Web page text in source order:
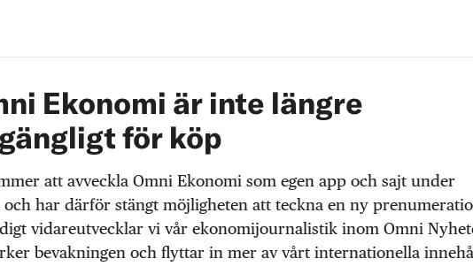
Ekonomi är inte längre
för köp
att avveckla Omni Ekonomi som egen app och sajt under
och har därför stängt möjligheten att teckna en ny
vidareutvecklar vi vår ekonomijournalistik inom Omni
bevakningen och flyttar in mer av vårt internationella